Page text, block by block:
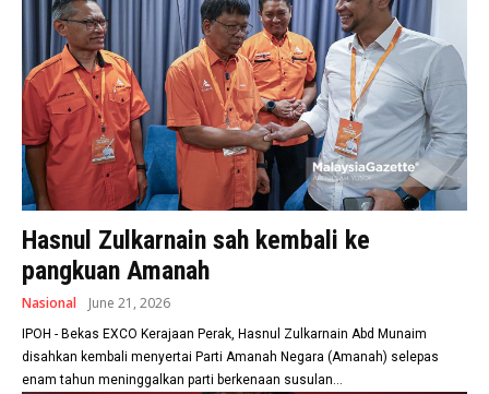
Hasnul Zulkarnain sah kembali ke
pangkuan Amanah
Nasional June 21, 2026
IPOH - Bekas EXCO Kerajaan Perak, Hasnul Zulkarnain Abd Munaim
disahkan kembali menyertai Parti Amanah Negara (Amanah) selepas
enam tahun meninggalkan parti berkenaan susulan...